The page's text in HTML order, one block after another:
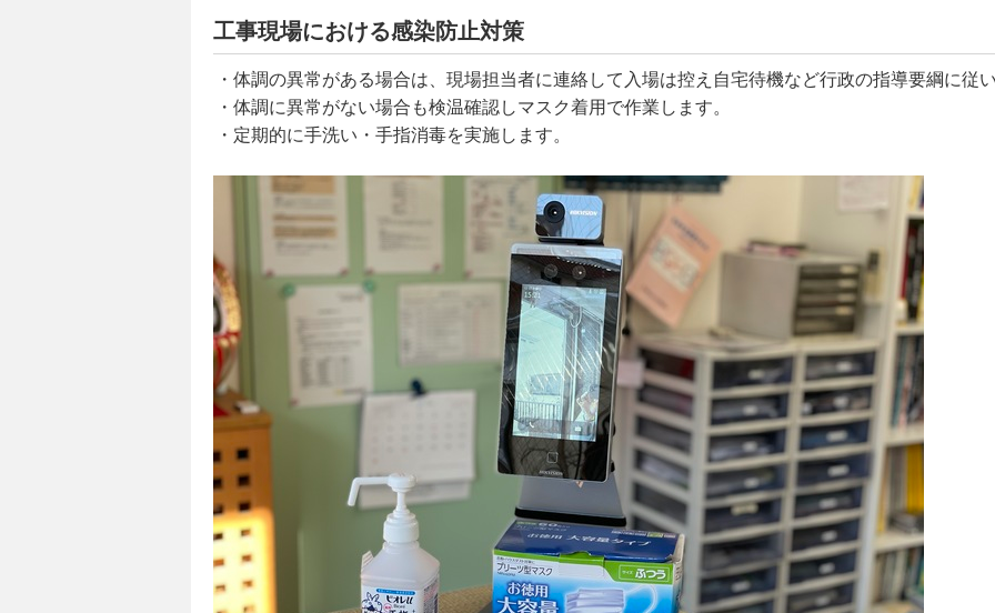
工事現場における感染防止対策
・体調の異常がある場合は、現場担当者に連絡して入場は控え自宅待機など行政の指導要綱に従
・体調に異常がない場合も検温確認しマスク着用で作業します。
・定期的に手洗い・手指消毒を実施します。